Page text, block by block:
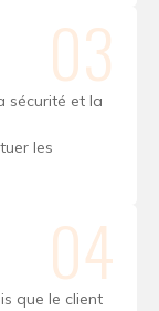
03
sécurité et la
les
04
que le client